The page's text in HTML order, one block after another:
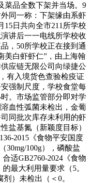
菜品全数下架并当场。9
同一称：下架缘由系虾
15日共向全市211所学校
讲后一一电线所学校收
，50所学校正在接到通
美白虾虾仁”，由上海翰
应链无限公司向绿捷公
有入境货色查验检疫证
强制尺度，学校食堂每
。市场监管部分即对学
血性弧菌未检出，金葡
同批次库存未利用的虾
盐基氮（新颖度目标）
2015《食物平安国度
30mg/100g），磷酸盐
适GB2760-2024《食物
最大利用量要求（5。
）未检出（＜0。